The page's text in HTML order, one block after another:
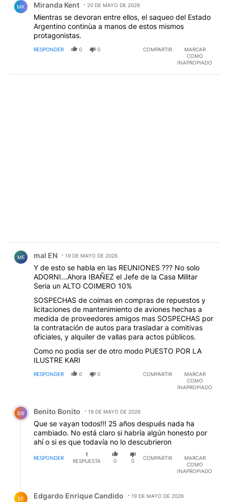
MK Miranda Kent 20 DE MAYO DE 2026
Mientras se devoran entre ellos, el saqueo del Estado
Argentino continùa a manos de estos mismos
protagonistas.
RESPONDER 0 0 COMPARTIR
MARCAR
COMO
INAPROPIADO
ME mal EN 19 DE MAYO DE 2026
Y de esto se habla en las REUNIONES ??? No solo
ADORNI...Ahora IBAÑEZ el Jefe de la Casa Militar
Seria un ALTO COIMERO 10%
SOSPECHAS de coimas en compras de repuestos y
licitaciones de mantenimiento de aviones hechas a
medida de proveedores amigos mas SOSPECHAS por
la contratación de autos para trasladar a comitivas
oficiales, y alquiler de vallas para actos públicos.
Como no podia ser de otro modo PUESTO POR LA
ILUSTRE KARI
RESPONDER 0 0 COMPARTIR
MARCAR
COMO
INAPROPIADO
Comentario de Benito Bonito.
BB Benito Bonito 19 DE MAYO DE 2026
Que se vayan todos!!! 25 años después nada ha
cambiado. No está claro si habría algún honesto por
ahí o si es que todavía no lo descubrieron
RESPONDER
1
RESPUESTA
0 0
COMPARTIR
MARCAR
COMO
INAPROPIADO
EE Edgardo Enrique Candido
19 DE MAYO DE 2026